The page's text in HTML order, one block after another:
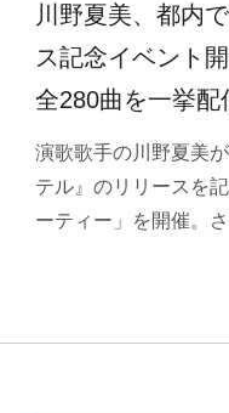
川野夏美、都内
ス記念イベント
全280曲を一挙配
演歌歌手の川野夏美
テル』のリリースを
ーティー」を開催。